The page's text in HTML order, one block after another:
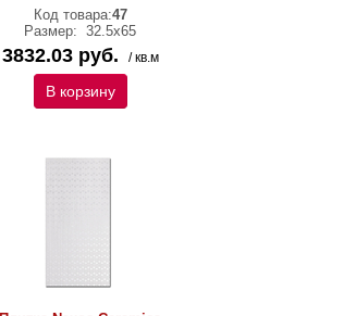
Код товара:47
Размер: 32.5x65
3832.03 руб. / кв.м
В корзину